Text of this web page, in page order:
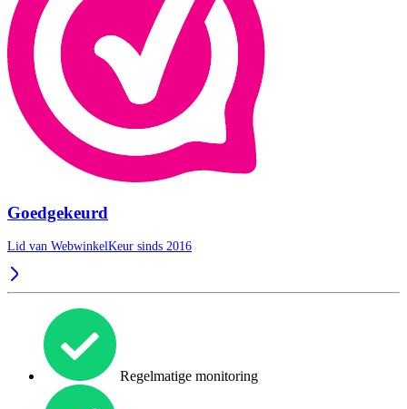
Goedgekeurd
Lid van WebwinkelKeur sinds 2016
Regelmatige monitoring